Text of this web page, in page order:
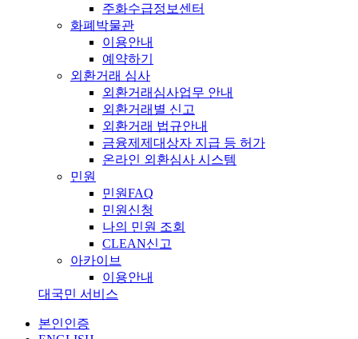
주화수급정보센터
화폐박물관
이용안내
예약하기
외환거래 심사
외환거래심사업무 안내
외환거래별 신고
외환거래 법규안내
금융제제대상자 지급 등 허가
온라인 외환심사 시스템
민원
민원FAQ
민원신청
나의 민원 조회
CLEAN신고
아카이브
이용안내
대국민 서비스
본인인증